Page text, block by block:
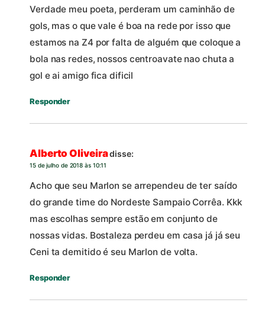
Verdade meu poeta, perderam um caminhão de
gols, mas o que vale é boa na rede por isso que
estamos na Z4 por falta de alguém que coloque a
bola nas redes, nossos centroavate nao chuta a
gol e ai amigo fica dificil
Responder
Alberto Oliveiradisse:
15 de julho de 2018 às 10:11
Acho que seu Marlon se arrependeu de ter saído
do grande time do Nordeste Sampaio Corrêa. Kkk
mas escolhas sempre estão em conjunto de
nossas vidas. Bostaleza perdeu em casa já já seu
Ceni ta demitido é seu Marlon de volta.
Responder